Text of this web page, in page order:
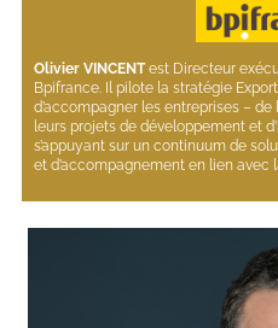
Olivier VINCENT est Directeur
Bpifrance. Il pilote la stratégie
d’accompagner les entreprises –
leurs projets de développement et
s’appuyant sur un continuum de
et d’accompagnement en lien avec